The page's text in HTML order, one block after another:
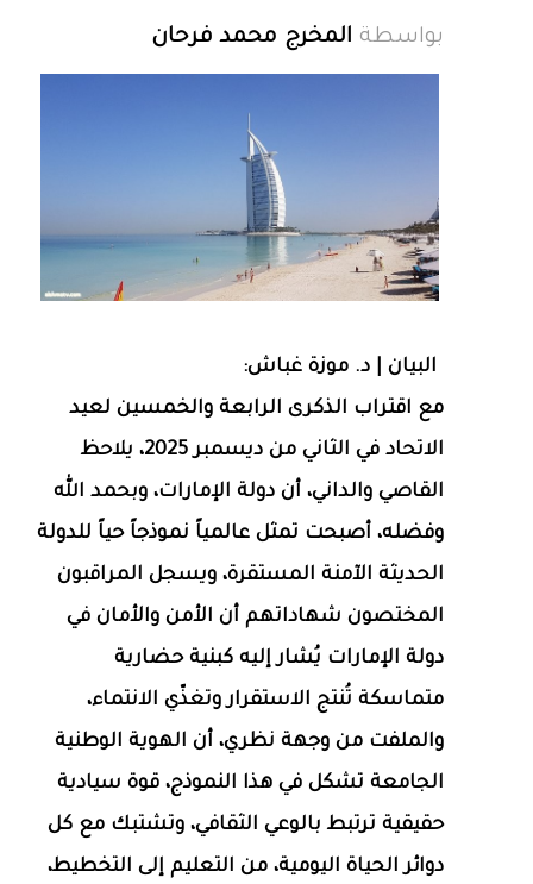
بواسطة المخرج محمد فرحان
البيان | د. موزة غباش:
مع اقتراب الذكرى الرابعة والخمسين لعيد
الاتحاد في الثاني من ديسمبر 2025، يلاحظ
القاصي والداني، أن دولة الإمارات، وبحمد الله
وفضله، أصبحت تمثل عالمياً نموذجاً حياً للدولة
الحديثة الآمنة المستقرة، ويسجل المراقبون
المختصون شهاداتهم أن الأمن والأمان في
دولة الإمارات يُشار إليه كبنية حضارية
متماسكة تُنتج الاستقرار وتغذّي الانتماء،
والملفت من وجهة نظري، أن الهوية الوطنية
الجامعة تشكل في هذا النموذج، قوة سيادية
حقيقية ترتبط بالوعي الثقافي، وتشتبك مع كل
دوائر الحياة اليومية، من التعليم إلى التخطيط،